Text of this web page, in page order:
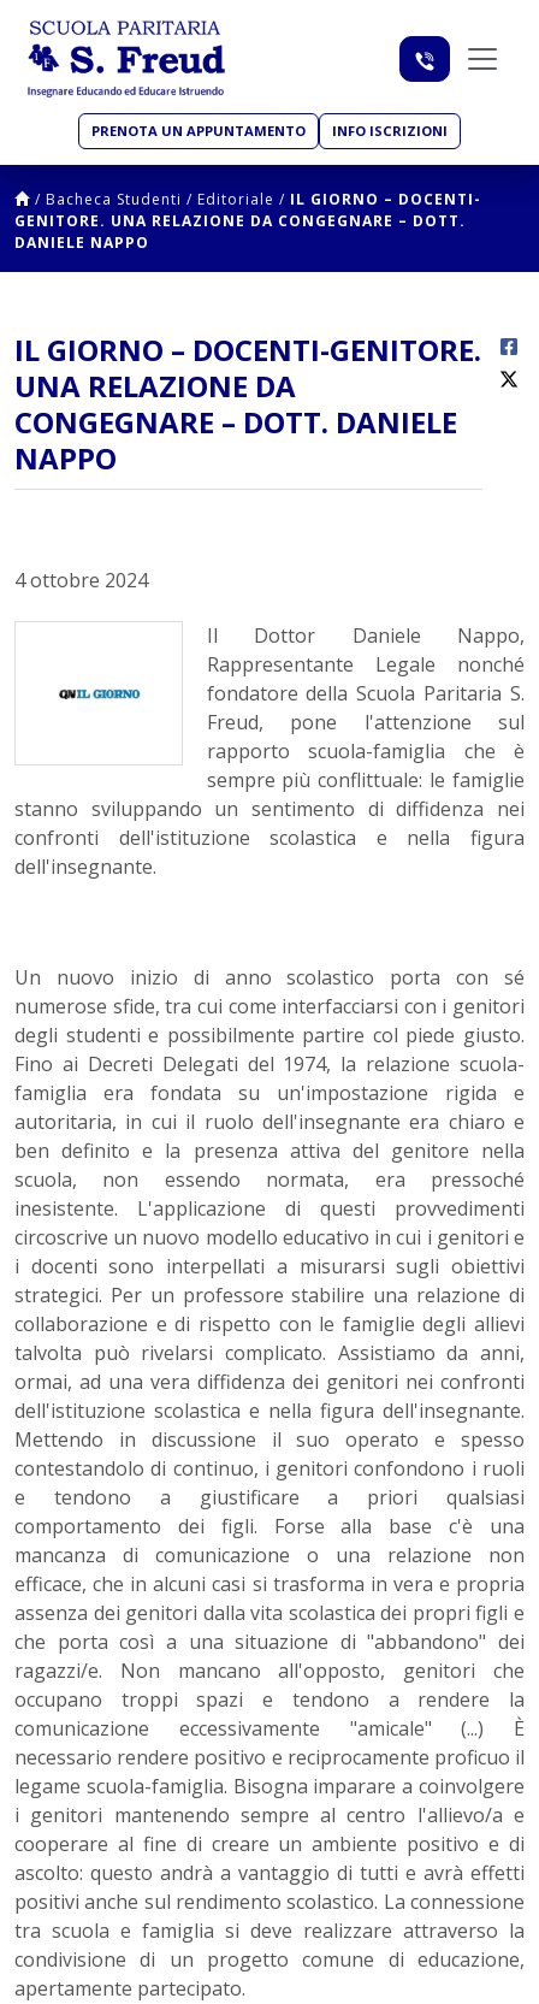
PRENOTA UN APPUNTAMENTO INFO ISCRIZIONI
/ Bacheca Studenti / Editoriale / IL GIORNO – DOCENTI-
GENITORE. UNA RELAZIONE DA CONGEGNARE – DOTT.
DANIELE NAPPO
IL GIORNO – DOCENTI-GENITORE.
UNA RELAZIONE DA
CONGEGNARE – DOTT. DANIELE
NAPPO
4 ottobre 2024
Il Dottor Daniele Nappo,
Rappresentante Legale nonché
fondatore della Scuola Paritaria S.
Freud, pone l'attenzione sul
rapporto scuola-famiglia che è
sempre più conflittuale: le famiglie
stanno sviluppando un sentimento di diffidenza nei
confronti dell'istituzione scolastica e nella figura
dell'insegnante.
Un nuovo inizio di anno scolastico porta con sé
numerose sfide, tra cui come interfacciarsi con i genitori
degli studenti e possibilmente partire col piede giusto.
Fino ai Decreti Delegati del 1974, la relazione scuola-
famiglia era fondata su un'impostazione rigida e
autoritaria, in cui il ruolo dell'insegnante era chiaro e
ben definito e la presenza attiva del genitore nella
scuola, non essendo normata, era pressoché
inesistente. L'applicazione di questi provvedimenti
circoscrive un nuovo modello educativo in cui i genitori e
i docenti sono interpellati a misurarsi sugli obiettivi
strategici. Per un professore stabilire una relazione di
collaborazione e di rispetto con le famiglie degli allievi
talvolta può rivelarsi complicato. Assistiamo da anni,
ormai, ad una vera diffidenza dei genitori nei confronti
dell'istituzione scolastica e nella figura dell'insegnante.
Mettendo in discussione il suo operato e spesso
contestandolo di continuo, i genitori confondono i ruoli
e tendono a giustificare a priori qualsiasi
comportamento dei figli. Forse alla base c'è una
mancanza di comunicazione o una relazione non
efficace, che in alcuni casi si trasforma in vera e propria
assenza dei genitori dalla vita scolastica dei propri figli e
che porta così a una situazione di "abbandono" dei
ragazzi/e. Non mancano all'opposto, genitori che
occupano troppi spazi e tendono a rendere la
comunicazione eccessivamente "amicale" (...) È
necessario rendere positivo e reciprocamente proficuo il
legame scuola-famiglia. Bisogna imparare a coinvolgere
i genitori mantenendo sempre al centro l'allievo/a e
cooperare al fine di creare un ambiente positivo e di
ascolto: questo andrà a vantaggio di tutti e avrà effetti
positivi anche sul rendimento scolastico. La connessione
tra scuola e famiglia si deve realizzare attraverso la
condivisione di un progetto comune di educazione,
apertamente partecipato.